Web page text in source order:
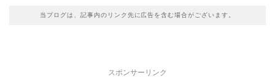
当ブログは、記事内のリンク先に広告を含む場合がございます。
スポンサーリンク